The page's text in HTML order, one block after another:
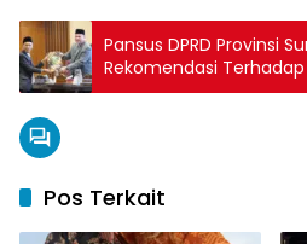
Pansus DPRD Provinsi
Rekomendasi Terhadap
Sumsel Tahun 2024
Pos Terkait